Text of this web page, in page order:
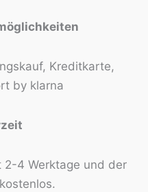
Kreditkarte,
by klarna
4 Werktage und der